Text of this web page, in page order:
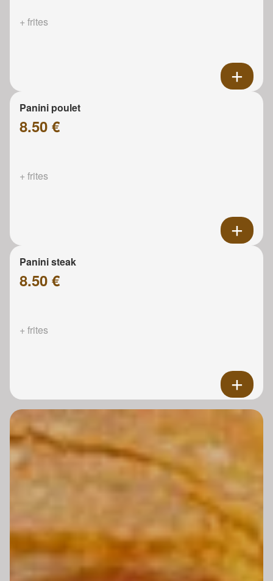
+ frites
Panini poulet
8.50 €
+ frites
Panini steak
8.50 €
+ frites